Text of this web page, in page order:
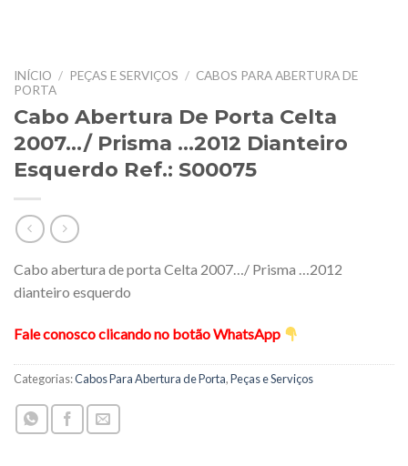
INÍCIO / PEÇAS E SERVIÇOS / CABOS PARA ABERTURA DE
PORTA
Cabo Abertura De Porta Celta
2007…/ Prisma …2012 Dianteiro
Esquerdo Ref.: S00075
Cabo abertura de porta Celta 2007…/ Prisma …2012
dianteiro esquerdo
Fale conosco clicando no botão WhatsApp
Categorias:Cabos Para Abertura de Porta,Peças e Serviços